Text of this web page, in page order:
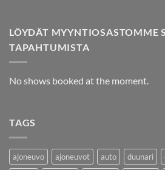
LÖYDÄT MYYNTIOSASTOMME
TAPAHTUMISTA
No shows booked at the moment.
TAGS
ajoneuvo ajoneuvot auto duunari